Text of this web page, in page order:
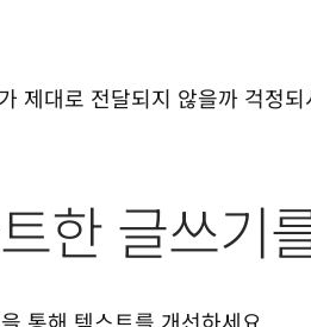
제대로 전달되지 않을까 걱
한 글쓰기